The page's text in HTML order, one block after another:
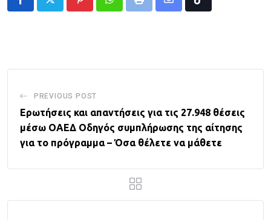
PinterestWhatsappPrint
Share
Tiktok
PREVIOUS POST
Ερωτήσεις και απαντήσεις για τις 27.948 θέσεις
μέσω ΟΑΕΔ Οδηγός συμπλήρωσης της αίτησης
για το πρόγραμμα – Όσα θέλετε να μάθετε